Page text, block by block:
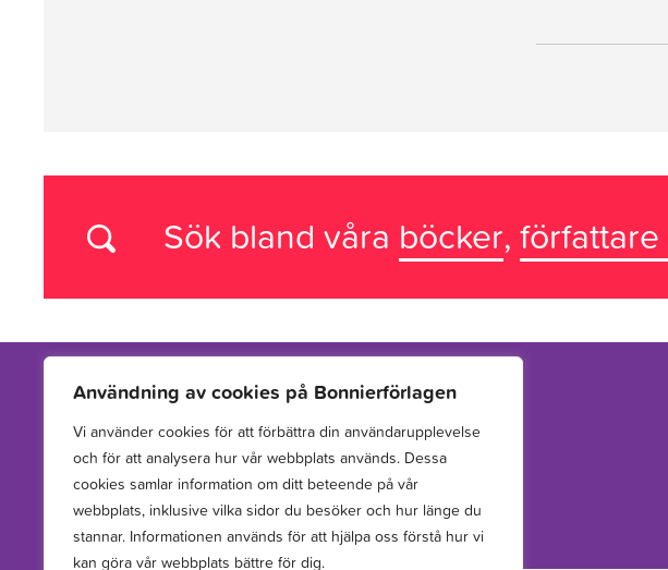
Användning av cookies på Bonnierförlagen
Vi använder cookies för att förbättra din användarupplevelse
och för att analysera hur vår webbplats används. Dessa
cookies samlar information om ditt beteende på vår
webbplats, inklusive vilka sidor du besöker och hur länge du
stannar. Informationen används för att hjälpa oss förstå hur vi
kan göra vår webbplats bättre för dig.
Sök bland våra böcker,författare
Vi arbetar med att hitta, utveckla, publicera och sprida
berättelser för barn och unga.